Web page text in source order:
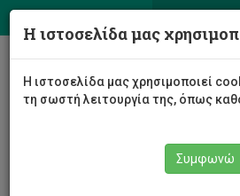
Η ιστοσελίδα μας
Η ιστοσελίδα μας χρησιμοποιεί
τη σωστή λειτουργία της, όπως
Συμφωνώ